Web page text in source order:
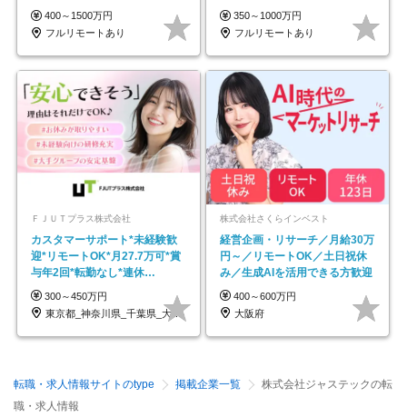
◆10名の採用が決定◆
400～1500万円
フルリモートあり
ネイル自由／副業OK
350～1000万円
フルリモートあり
ＦＪＵＴプラス株式会社
カスタマーサポート*未経験歓
迎*リモートOK*月27.7万可*賞
与年2回*転勤なし*連休
OK/ZE010232
300～450万円
東京都_神奈川県_千葉県_大阪府_愛知県…
株式会社さくらインベスト
経営企画・リサーチ／月給30万
円～／リモートOK／土日祝休
み／生成AIを活用できる方歓迎
400～600万円
大阪府
転職・求人情報サイトのtype 掲載企業一覧
株式会社ジャステックの転
職・求人情報